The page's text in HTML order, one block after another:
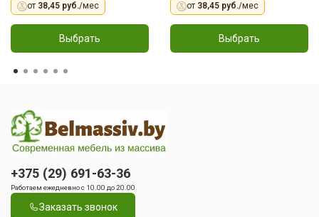
от 38,45 руб./мес
Выбрать
от 38,45 руб./мес
Выбрать
+375 (29) 691-63-36
Работаем ежедневно с 10.00 до 20.00
Заказать звонок